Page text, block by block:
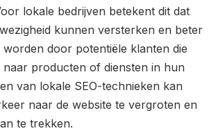
lokale bedrijven betekent dit dat
kunnen versterken en beter
door potentiële klanten die
producten of diensten in hun
van lokale SEO-technieken kan
naar de website te vergroten en
te trekken.